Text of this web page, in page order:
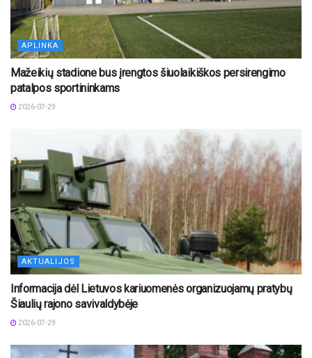
APLINKA
Mažeikių stadione bus įrengtos šiuolaikiškos persirengimo
patalpos sportininkams
2026-07-29
AKTUALIJOS
Informacija dėl Lietuvos kariuomenės organizuojamų pratybų
Šiaulių rajono savivaldybėje
2026-07-29